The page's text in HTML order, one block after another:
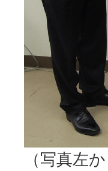
（写真左